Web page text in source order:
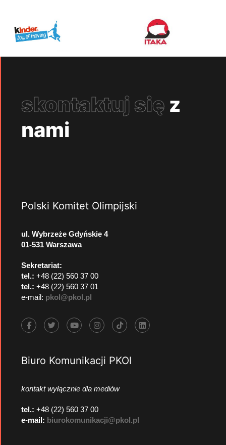
skontaktuj się z
nami
Polski Komitet Olimpijski
ul. Wybrzeże Gdyńskie 4
01-531 Warszawa
Sekretariat:
tel.: +48 (22) 560 37 00
tel.: +48 (22) 560 37 01
e-mail: pkol@pkol.pl
Biuro Komunikacji PKOl
kontakt wyłącznie dla mediów
tel.: +48 (22) 560 37 00
e-mail: biurokomunikacji@pkol.pl